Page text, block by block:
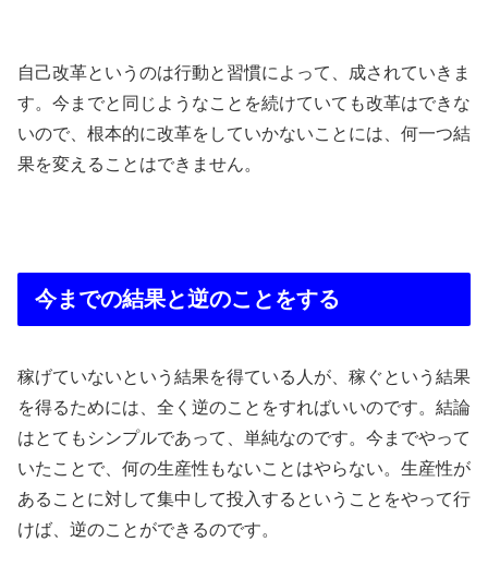
自己改革というのは行動と習慣によって、成されていきま
す。今までと同じようなことを続けていても改革はできな
いので、根本的に改革をしていかないことには、何一つ結
果を変えることはできません。
今までの結果と逆のことをする
稼げていないという結果を得ている人が、稼ぐという結果
を得るためには、全く逆のことをすればいいのです。結論
はとてもシンプルであって、単純なのです。今までやって
いたことで、何の生産性もないことはやらない。生産性が
あることに対して集中して投入するということをやって行
けば、逆のことができるのです。